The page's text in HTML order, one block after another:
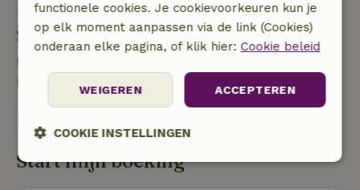
Stel een vraag
Neem contact op met de verhuurder van het
natuurhuisje
Start mijn boeking
functionele cookies. Je cookievoorkeuren kun je
op elk moment aanpassen via de link (Cookies)
onderaan elke pagina, of klik hier: Cookie beleid
ACCEPTEREN
WEIGEREN
COOKIE INSTELLINGEN
Strikt
Prestatie